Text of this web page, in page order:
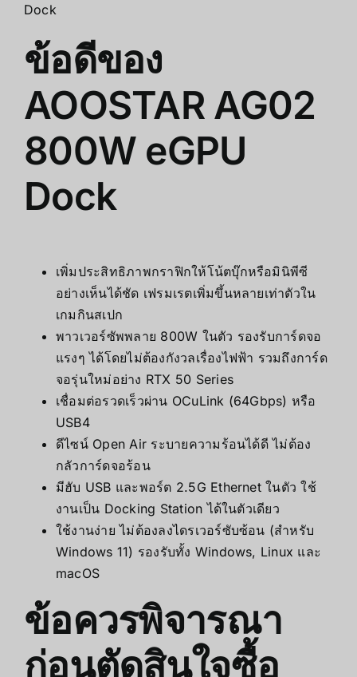
Dock
ข้อดีของ
AOOSTAR AG02
800W eGPU
Dock
เพิ่มประสิทธิภาพกราฟิกให้โน้ตบุ๊กหรือมินิพีซี
อย่างเห็นได้ชัด เฟรมเรตเพิ่มขึ้นหลายเท่าตัวใน
เกมกินสเปก
พาวเวอร์ซัพพลาย 800W ในตัว รองรับการ์ดจอ
แรงๆ ได้โดยไม่ต้องกังวลเรื่องไฟฟ้า รวมถึงการ์ด
จอรุ่นใหม่อย่าง RTX 50 Series
เชื่อมต่อรวดเร็วผ่าน OCuLink (64Gbps) หรือ
USB4
ดีไซน์ Open Air ระบายความร้อนได้ดี ไม่ต้อง
กลัวการ์ดจอร้อน
มีฮับ USB และพอร์ต 2.5G Ethernet ในตัว ใช้
งานเป็น Docking Station ได้ในตัวเดียว
ใช้งานง่าย ไม่ต้องลงไดรเวอร์ซับซ้อน (สำหรับ
Windows 11) รองรับทั้ง Windows, Linux และ
macOS
ข้อควรพิจารณา
ก่อนตัดสินใจซื้อ